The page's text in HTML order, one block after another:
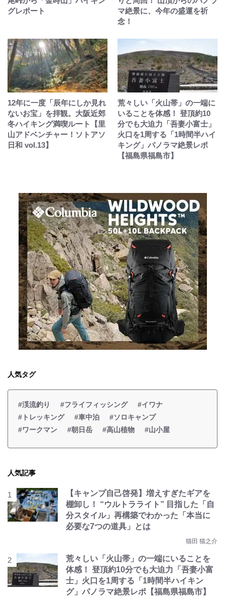
グレポート
マ絶景に、今年の盛運を祈
念！
12年に一度「辰年にしか見れ
ないお宝」を拝観。大阪近郊
冬ハイキング満喫ルート【里
山アドベンチャー！ソトアソ
日和 vol.13】
荒々しい「火山帯」の一端に
いることを体感！ 登頂約10
分でも大迫力「吾妻小富士」
火口を1周する「1時間半ハイ
キング」パノラマ絶景レポ
【福島県福島市】
人気タグ
#渓流釣り #フライフィッシング
#イワナ
#トレッキング
#車中泊
#ソロキャンプ
#ワークマン
#朝日岳 #高山植物 #山小屋
人気記事
【キャンプ自己啓発】増えすぎたギアを
棚卸し！ “ウルトラライト” 目指した「自
分スタイル」再構築でわかった「本当に
必要な7つの道具」とは
猫田 猫之介
荒々しい「火山帯」の一端にいることを
体感！ 登頂約10分でも大迫力「吾妻小富
士」火口を1周する「1時間半ハイキン
グ」パノラマ絶景レポ【福島県福島市】